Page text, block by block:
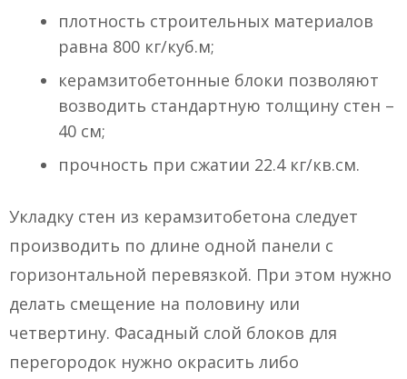
плотность строительных материалов
равна 800 кг/куб.м;
керамзитобетонные блоки позволяют
возводить стандартную толщину стен –
40 см;
прочность при сжатии 22.4 кг/кв.см.
Укладку стен из керамзитобетона следует
производить по длине одной панели с
горизонтальной перевязкой. При этом нужно
делать смещение на половину или
четвертину. Фасадный слой блоков для
перегородок нужно окрасить либо